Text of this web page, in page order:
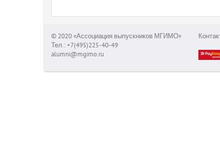
© 2020 «Ассоциация выпускников МГИМО»
Тел.: +7(495)225-40-49
alumni@mgimo.ru